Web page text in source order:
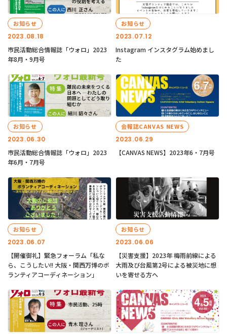
2023.08.18
お知らせ
市民活動総合情報誌「ウォロ」2023
年8月・9月号
2023.07.12
お知らせ
Instagram インスタグラム始めまし
た
2023.06.30
お知らせ
市民活動総合情報誌「ウォロ」2023
年6月・7月号
2023.06.29
会報誌CANVAS NEWS
【CANVAS NEWS】2023年6・7月号
2023.06.07
お知らせ
【開催御礼】緊急フォーラム「私な
ら、こうしたい!! 大阪・関西万博のボ
ランティアコーディネーション」
2023.06.06
お知らせ
【災害支援】2023年 梅雨前線による
大雨及び台風第2号による被災地に想
いを寄せる方へ